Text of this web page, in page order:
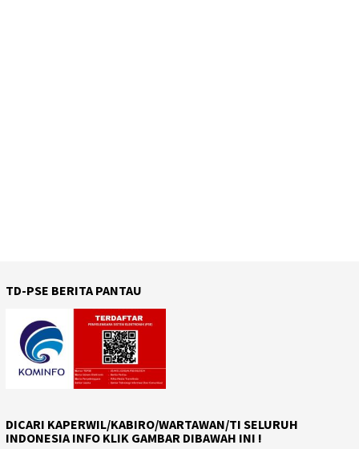
TD-PSE BERITA PANTAU
DICARI KAPERWIL/KABIRO/WARTAWAN/TI SELURUH
INDONESIA INFO KLIK GAMBAR DIBAWAH INI !